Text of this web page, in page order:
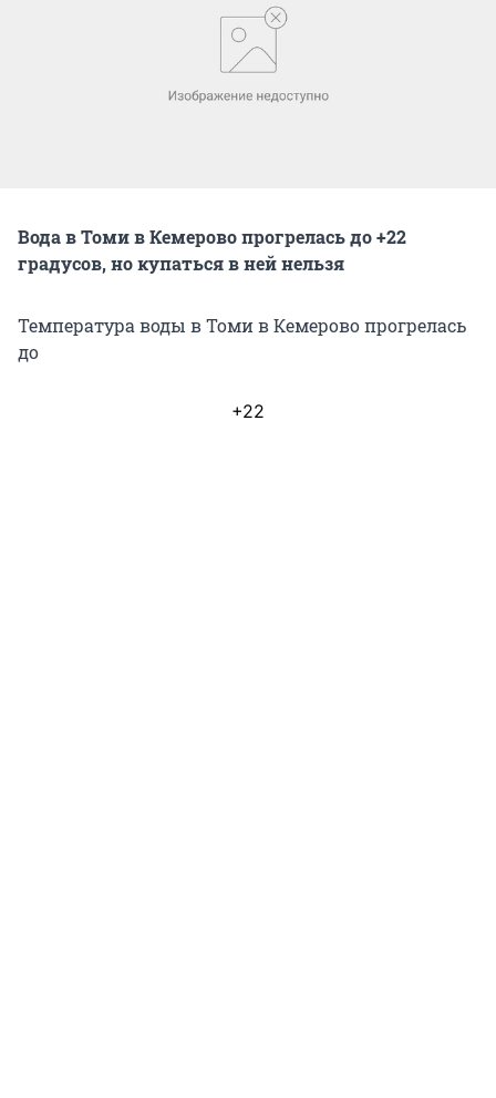
Вода в Томи в Кемерово прогрелась до +22
градусов, но купаться в ней нельзя
Температура воды в Томи в Кемерово прогрелась
до
+22